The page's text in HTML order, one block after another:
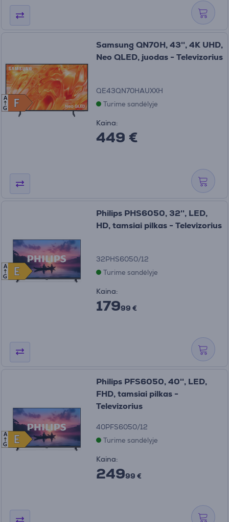
F
F
A
G
Samsung QN70H, 43'', 4K UHD,
Neo QLED, juodas - Televizorius
QE43QN70HAUXXH
Turime sandėlyje
Kaina:
449 €
E
E
A
G
Philips PHS6050, 32'', LED,
HD, tamsiai pilkas - Televizorius
32PHS6050/12
Turime sandėlyje
Kaina:
17999 €
E
E
A
G
Philips PFS6050, 40'', LED,
FHD, tamsiai pilkas -
Televizorius
40PFS6050/12
Turime sandėlyje
Kaina:
24999 €